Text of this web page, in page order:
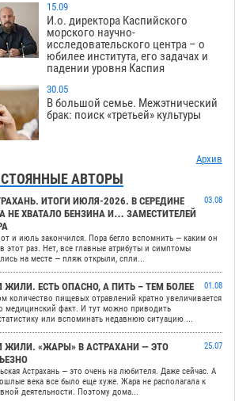
15.09
И.о. директора Каспийского
морского научно-
исследовательского центра – о
юбилее института, его задачах и
падении уровня Каспия
30.05
В большой семье. Межэтнический
брак: поиск «третьей» культуры
Архив
АВТОРЫ
ИТОГИ ИЮЛЯ-2026. В СЕРЕДИНЕ
НЕ ХВАТАЛО БЕНЗИНА И… ЗАМЕСТИТЕЛЕЙ
03.08
и июль закончился. Пора бегло вспомнить — каким он
этот раз. Нет, все главные атрибуты и симптомы
на месте — пляж открыли, спли...
ЖИЛИ. ЕСТЬ ОПАСНО, А ПИТЬ – ТЕМ БОЛЕЕ
01.08
количество пищевых отравлений кратно увеличивается
медицинский факт. И тут можно приводить
или вспоминать недавнюю ситуацию ...
ЖИЛИ. «ЖАРЫ» В АСТРАХАНИ — ЭТО
25.07
Астрахань — это очень на любителя. Даже сейчас. А
века все было еще хуже. Жара не располагала к
деятельности. Поэтому дома...